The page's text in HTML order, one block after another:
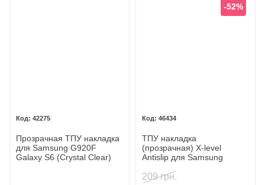
42275
Прозрачная ТПУ накладка
для Samsung G920F
Galaxy S6 (Crystal Clear)
-52%
46434
ТПУ накладка
(прозрачная) X-level
Antislip для Samsung
209 грн.